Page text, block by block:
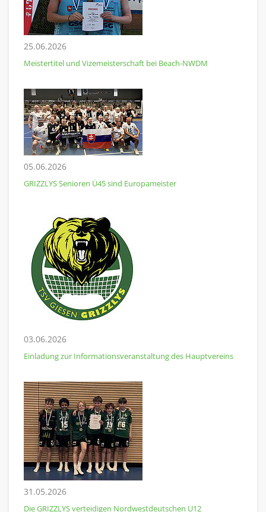
25.06.2026
Meistertitel und Vizemeisterschaft bei Beach-NWDM
05.06.2026
GRIZZLYS Senioren Ü45 sind Europameister
03.06.2026
Einladung zur Informationsveranstaltung des Hauptvereins
31.05.2026
Die GRIZZLYS verteidigen Nordwestdeutschen U12